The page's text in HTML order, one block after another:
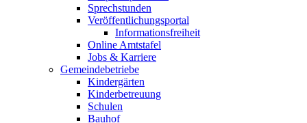
Sprechstunden
Veröffentlichungsportal
Informationsfreiheit
Online Amtstafel
Jobs & Karriere
Gemeindebetriebe
Kindergärten
Kinderbetreuung
Schulen
Bauhof